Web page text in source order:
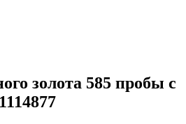
золота 585 пробы с